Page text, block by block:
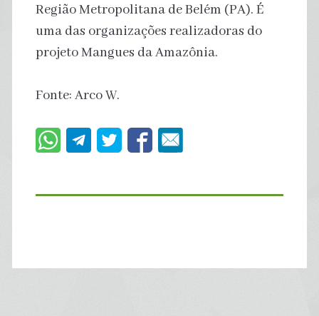
Região Metropolitana de Belém (PA). É
uma das organizações realizadoras do
projeto Mangues da Amazônia.
Fonte: Arco W.